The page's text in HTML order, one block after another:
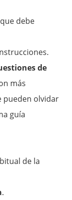
debe
de
más
pueden olvidar
guía
de la
.